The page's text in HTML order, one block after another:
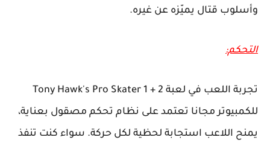
وأسلوب قتال يميّزه عن غيره.
التحكم:
تجربة اللعب في لعبة Tony Hawk's Pro Skater 1 + 2
للكمبيوتر مجانا تعتمد على نظام تحكم مصقول بعناية،
يمنح اللاعب استجابة لحظية لكل حركة. سواء كنت تنفذ